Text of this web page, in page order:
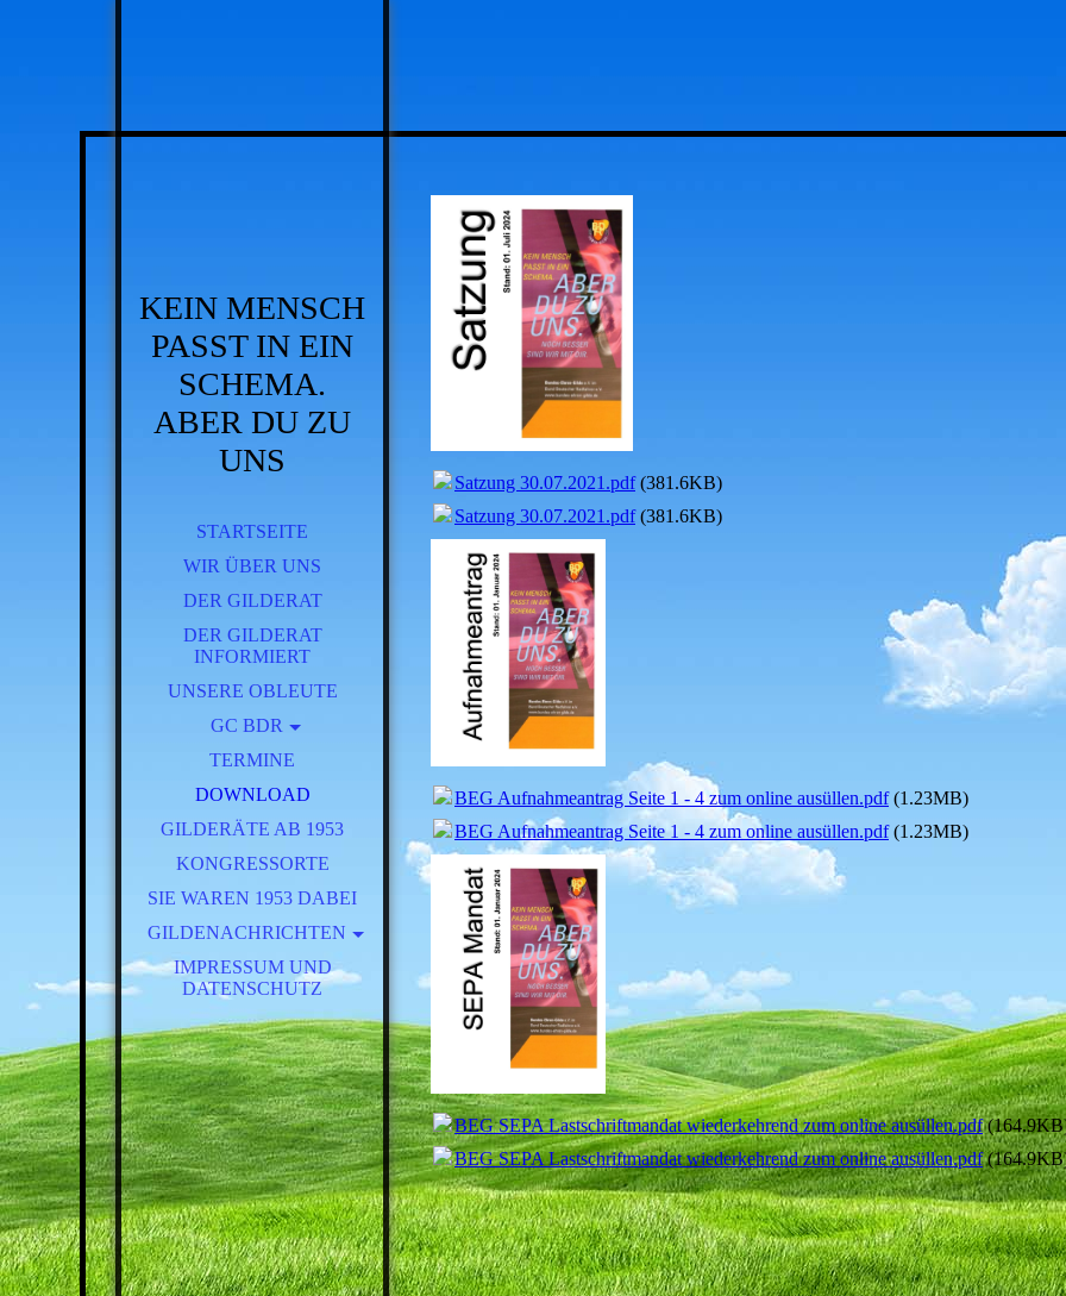
KEIN MENSCH
PASST IN EIN
SCHEMA.
ABER DU ZU
UNS
STARTSEITE
WIR ÜBER UNS
DER GILDERAT
DER GILDERAT
INFORMIERT
UNSERE OBLEUTE
GC BDR
BRT 2025
TERMINE
DOWNLOAD
GILDERÄTE AB 1953
KONGRESSORTE
SIE WAREN 1953 DABEI
GILDENACHRICHTEN
FESTSCHRIFT 125 JAHRE
BEG
AKTUELL
JAHRGANG 1957 - 1961
JAHRGANG 1961 - 1965
JAHRGANG 1966 - 1970
JAHRGANG 1971 - 1974
IMPRESSUM UND
DATENSCHUTZ
Satzung 30.07.2021.pdf(381.6KB)
Satzung 30.07.2021.pdf(381.6KB)
BEG Aufnahmeantrag Seite 1 - 4 zum online ausüllen.pdf(1.23MB)
BEG Aufnahmeantrag Seite 1 - 4 zum online ausüllen.pdf(1.23MB)
BEG SEPA Lastschriftmandat wiederkehrend zum online ausüllen.pdf
BEG SEPA Lastschriftmandat wiederkehrend zum online ausüllen.pdf